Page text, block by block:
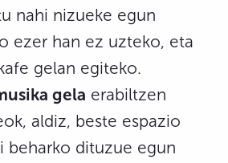
nahi nizueke egun
ezer han ez uzteko, eta
gelan egiteko.
gela erabiltzen
aldiz, beste espazio
beharko dituzue egun